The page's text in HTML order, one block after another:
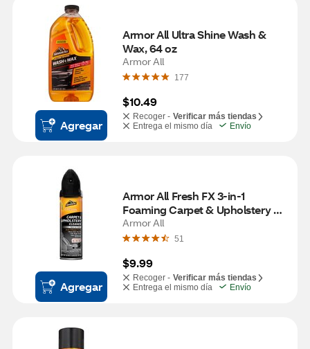
Agregar
Armor All Ultra Shine Wash &
Wax, 64 oz
Armor All
177
$10.49
Recoger - Verificar más tiendas
Entrega el mismo día
Envío
Agregar
Armor All Fresh FX 3-in-1
Foaming Carpet & Upholstery
Armor All
51
$9.99
Recoger - Verificar más tiendas
Entrega el mismo día
Envío